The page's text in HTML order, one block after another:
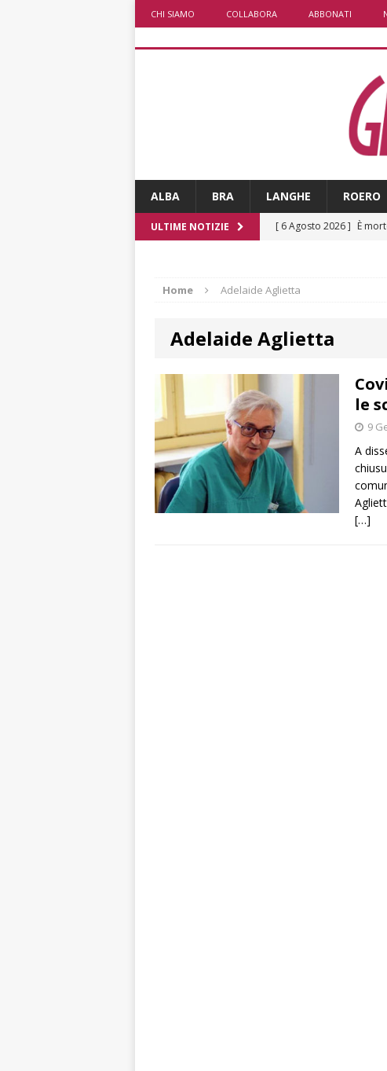
CHI SIAMO COLLABORA ABBONATI
ALBA BRA LANGHE ROERO
ULTIME NOTIZIE [ 6 Agosto 2026 ] È
ARCHIVIO
ALBA
[ 6 Agosto 2026 ]
La
[ 6 Agosto 2026 ]
pensare
[ 6 Agosto 2026 ]
Home Adelaide Aglietta
Adelaide Aglietta
le
9
A
[…]